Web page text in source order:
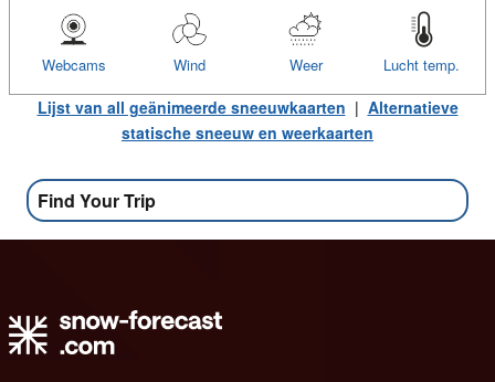
Lucht temp.
Weer
Wind
Webcams
Lijst van all geänimeerde sneeuwkaarten | Alternatieve
statische sneeuw en weerkaarten
Find Your Trip